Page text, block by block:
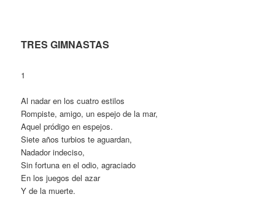
TRES GIMNASTAS
1
Al nadar en los cuatro estilos
Rompiste, amigo, un espejo de la mar,
Aquel pródigo en espejos.
Siete años turbios te aguardan,
Nadador indeciso,
Sin fortuna en el odio, agraciado
En los juegos del azar
Y de la muerte.